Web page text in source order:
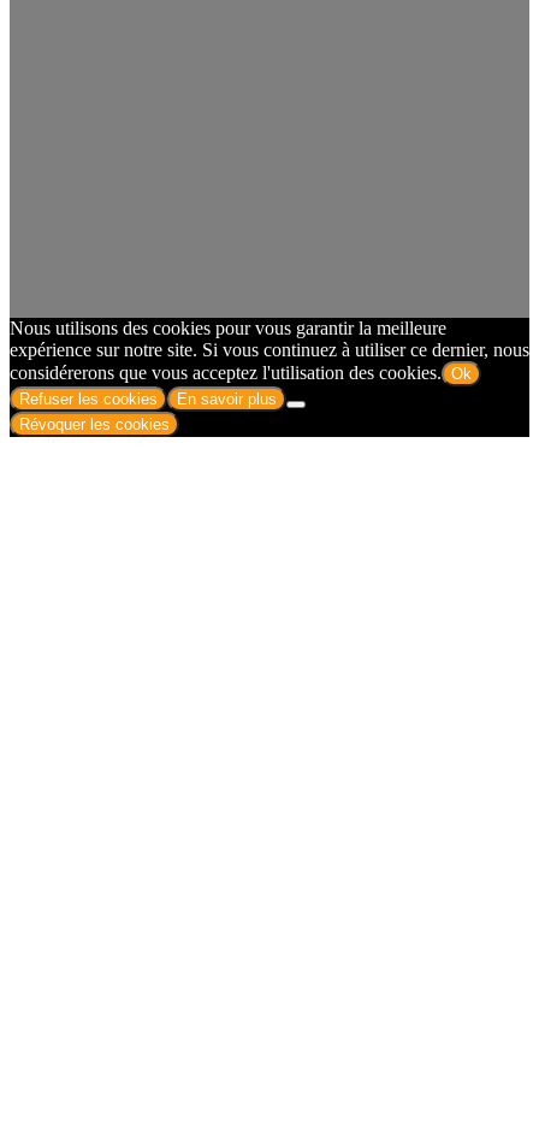
Nous utilisons des cookies pour vous garantir la meilleure
expérience sur notre site. Si vous continuez à utiliser ce dernier, nous
considérerons que vous acceptez l'utilisation des cookies. Ok
Refuser les cookies
En savoir plus
Révoquer les cookies